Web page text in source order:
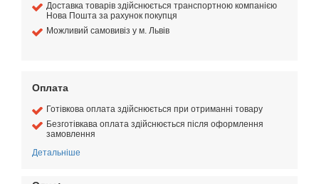
Доставка товарів здійснюється транспортною компанією
Нова Пошта за рахунок покупця
Можливий самовивіз у м. Львів
Оплата
Готівкова оплата здійснюється при отриманні товару
Безготівкава оплата здійснюється після оформлення
замовлення
Детальніше